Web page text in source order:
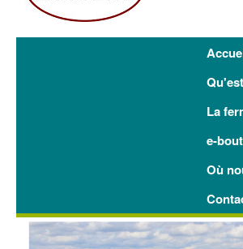
La
e-
Où